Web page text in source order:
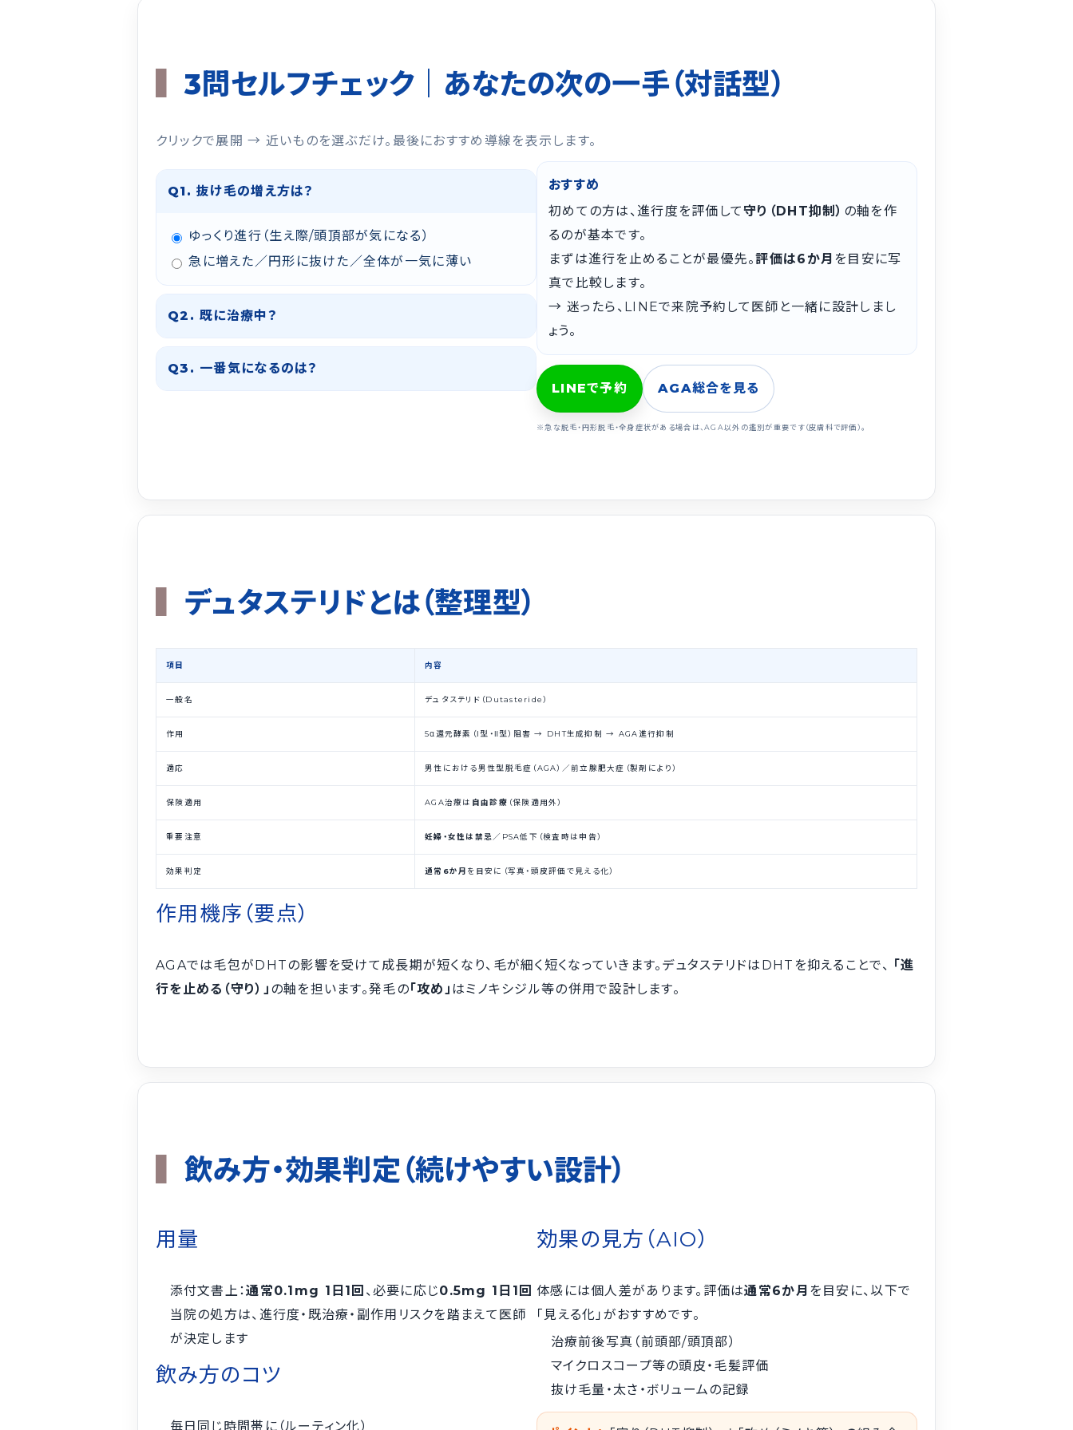
3問セルフチェック｜あなたの次の一手（対話型）
クリックで展開 → 近いものを選ぶだけ。最後におすすめ導線を表示します。
Q1. 抜け毛の増え方は？
ゆっくり進行（生え際/頭頂部が気になる）
急に増えた／円形に抜けた／全体が一気に薄い
Q2. 既に治療中？
Q3. 一番気になるのは？
おすすめ
初めての方は、進行度を評価して守り（DHT抑制） の軸を作
るのが基本です。
まずは進行を止めることが最優先。評価は6か月 を目安に写
真で比較します。
→ 迷ったら、LINEで来院予約して医師と一緒に設計しまし
ょう。
LINEで予約 AGA総合を見る
※急な脱毛・円形脱毛・全身症状がある場合は、AGA以外の鑑別が重要です（皮膚科で評価）。
デュタステリドとは（整理型）
項目 内容
一般名 デュタステリド（Dutasteride）
作用 5α還元酵素（Ⅰ型・Ⅱ型）阻害 → DHT生成抑制 → AGA進行抑制
適応 男性における男性型脱毛症（AGA）／前立腺肥大症（製剤により）
保険適用 AGA治療は 自由診療 （保険適用外）
重要注意 妊婦・女性は禁忌／PSA低下（検査時は申告）
効果判定 通常6か月 を目安に（写真・頭皮評価で見える化）
作用機序（要点）
AGAでは毛包がDHTの影響を受けて成長期が短くなり、毛が細く短くなっていきます。デュタステリドはDHTを抑えることで、 「進
行を止める（守り）」 の軸を担います。発毛の「攻め」 はミノキシジル等の併用で設計します。
飲み方・効果判定（続けやすい設計）
用量
添付文書上：通常0.1mg 1日1回 、必要に応じ0.5mg 1日1回
当院の処方は、進行度・既治療・副作用リスクを踏まえて医師
が決定します
飲み方のコツ
毎日同じ時間帯に（ルーティン化）
効果の見方（AIO）
体感には個人差があります。評価は通常6か月 を目安に、以下で
「見える化」がおすすめです。
治療前後写真（前頭部/頭頂部）
マイクロスコープ等の頭皮・毛髪評価
抜け毛量・太さ・ボリュームの記録